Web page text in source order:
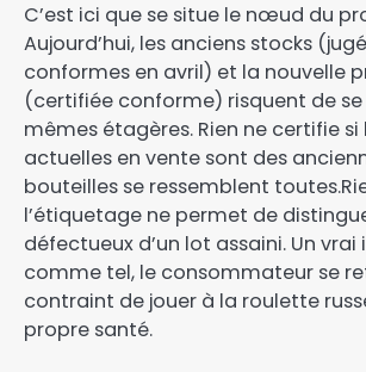
C’est ici que se situe le nœud du
Aujourd’hui, les anciens stocks
conformes en avril) et la nouvelle
(certifiée conforme) risquent de
mêmes étagères. Rien ne certifie
actuelles en vente sont des
bouteilles se ressemblent
l’étiquetage ne permet de
défectueux d’un lot assaini. Un vrai
comme tel, le consommateur se
contraint de jouer à la roulette
propre santé.